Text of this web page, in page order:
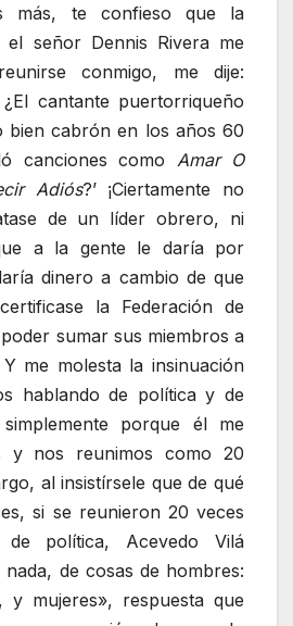
más, te confieso que la
señor Dennis Rivera me
conmigo, me dije:
¿El cantante puertorriqueño
bien cabrón en los años 60
canciones como Amar O
Adiós?’ ¡Ciertamente no
de un líder obrero, ni
a la gente le daría por
dinero a cambio de que
la Federación de
sumar sus miembros a
me molesta la insinuación
hablando de política y de
porque él me
y nos reunimos como 20
al insistírsele que de qué
si se reunieron 20 veces
política, Acevedo Vilá
nada, de cosas de hombres:
y mujeres», respuesta que